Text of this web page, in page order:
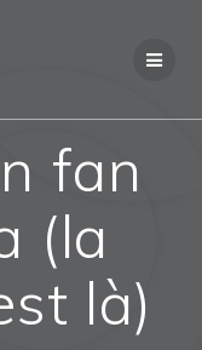
fan
(la
là)